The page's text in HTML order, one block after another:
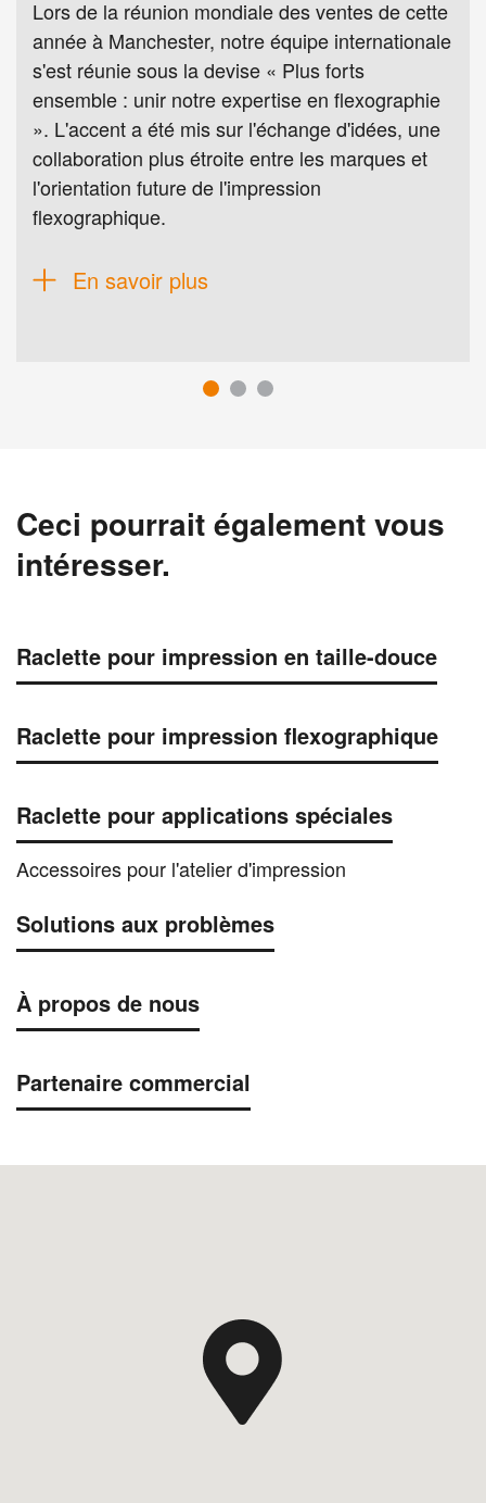
Lors de la réunion mondiale des ventes de cette
année à Manchester, notre équipe internationale
s'est réunie sous la devise « Plus forts
ensemble : unir notre expertise en flexographie
». L'accent a été mis sur l'échange d'idées, une
collaboration plus étroite entre les marques et
l'orientation future de l'impression
flexographique.
En savoir plus
Ceci pourrait également vous
intéresser.
Raclette pour impression en taille-douce
Raclette pour impression flexographique
Raclette pour applications spéciales
Accessoires pour l'atelier d'impression
Solutions aux problèmes
À propos de nous
Partenaire commercial